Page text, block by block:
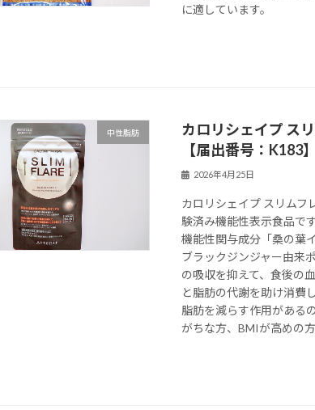
に適しています。
中性脂肪
カロリシェイプ ス
【届出番号：K183】
2026年4月25日
カロリシェイプ スリムフ
験済み機能性表示食品で
機能性関与成分「桑の葉
ブラックジンジャー由来
の吸収を抑えて、食後の
と脂肪の代謝を助け消費
脂肪を減らす作用がある
がちな方、BMIが高めの